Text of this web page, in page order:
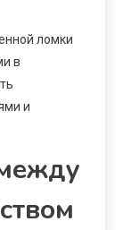
ломки
в
и